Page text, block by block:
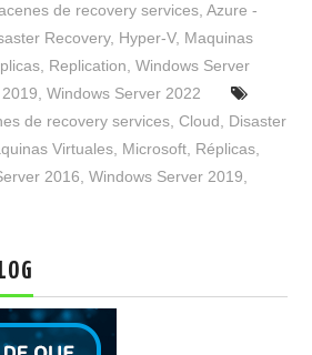
de recovery services, Azure -
Recovery, Hyper-V, Maquinas
Replication ,Windows Server
,Windows Server 2022
de recovery services ,Cloud
Disaster
Virtuales Microsoft Réplicas
2016 ,Windows Server 2019